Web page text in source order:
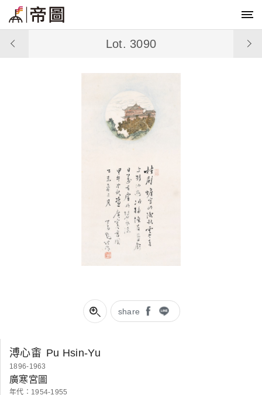
share
Lot. 3090
溥心畬 Pu Hsin-Yu
1896-1963
廣寒宮圖
年代：1954-1955